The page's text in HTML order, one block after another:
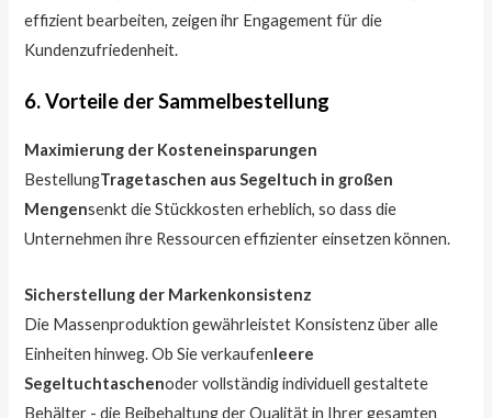
effizient bearbeiten, zeigen ihr Engagement für die
Kundenzufriedenheit.
6. Vorteile der Sammelbestellung
Maximierung der Kosteneinsparungen
BestellungTragetaschen aus Segeltuch in großen
Mengensenkt die Stückkosten erheblich, so dass die
Unternehmen ihre Ressourcen effizienter einsetzen können.
Sicherstellung der Markenkonsistenz
Die Massenproduktion gewährleistet Konsistenz über alle
Einheiten hinweg. Ob Sie verkaufenleere
Segeltuchtaschenoder vollständig individuell gestaltete
Behälter - die Beibehaltung der Qualität in Ihrer gesamten